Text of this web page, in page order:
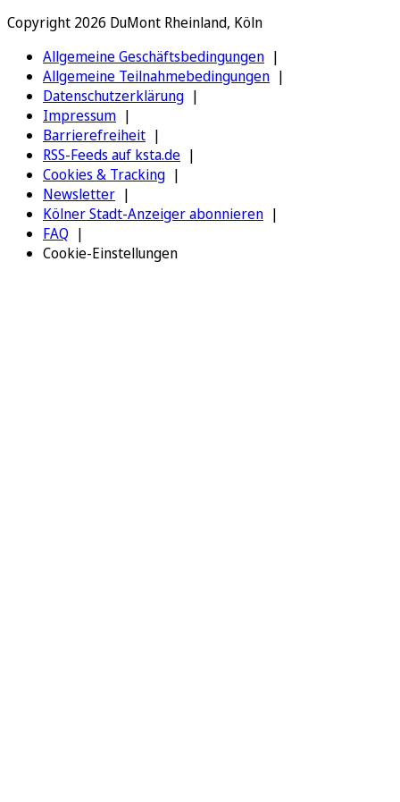
Copyright 2026 DuMont Rheinland, Köln
Allgemeine Geschäftsbedingungen
Allgemeine Teilnahmebedingungen
Datenschutzerklärung
Impressum
Barrierefreiheit
RSS-Feeds auf ksta.de
Cookies & Tracking
Newsletter
Kölner Stadt-Anzeiger abonnieren
FAQ
Cookie-Einstellungen